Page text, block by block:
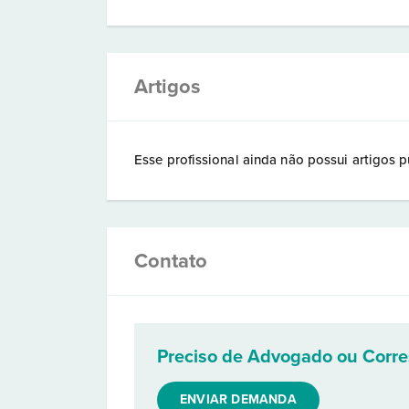
Artigos
Esse profissional ainda não possui artigos
Contato
Preciso de Advogado ou
ENVIAR DEMANDA